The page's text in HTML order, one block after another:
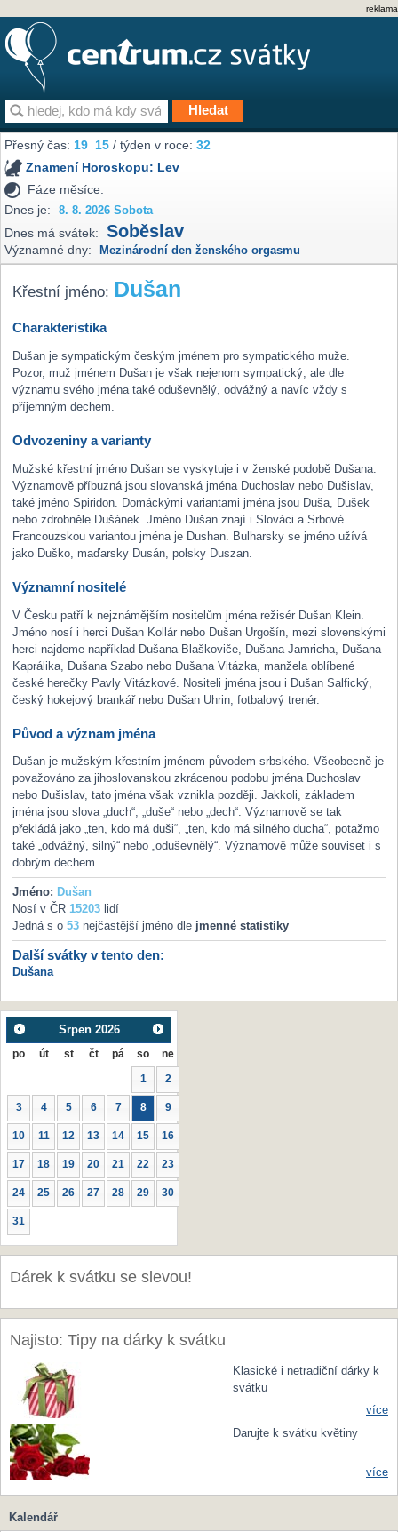
reklama
Přesný čas:19 15 / týden v roce:32
Znamení Horoskopu: Lev
Fáze měsíce:
Dnes je:
8. 8. 2026 Sobota
Dnes má svátek: Soběslav
Významné dny: Mezinárodní den ženského orgasmu
Křestní jméno: Dušan
Charakteristika
Dušan je sympatickým českým jménem pro sympatického muže.
Pozor, muž jménem Dušan je však nejenom sympatický, ale dle
významu svého jména také oduševnělý, odvážný a navíc vždy s
příjemným dechem.
Odvozeniny a varianty
Mužské křestní jméno Dušan se vyskytuje i v ženské podobě Dušana.
Významově příbuzná jsou slovanská jména Duchoslav nebo Dušislav,
také jméno Spiridon. Domáckými variantami jména jsou Duša, Dušek
nebo zdrobněle Dušánek. Jméno Dušan znají i Slováci a Srbové.
Francouzskou variantou jména je Dushan. Bulharsky se jméno užívá
jako Duško, maďarsky Dusán, polsky Duszan.
Významní nositelé
V Česku patří k nejznámějším nositelům jména režisér Dušan Klein.
Jméno nosí i herci Dušan Kollár nebo Dušan Urgošín, mezi slovenskými
herci najdeme například Dušana Blaškoviče, Dušana Jamricha, Dušana
Kaprálika, Dušana Szabo nebo Dušana Vitázka, manžela oblíbené
české herečky Pavly Vitázkové. Nositeli jména jsou i Dušan Salfický,
český hokejový brankář nebo Dušan Uhrin, fotbalový trenér.
Původ a význam jména
Dušan je mužským křestním jménem původem srbského. Všeobecně je
považováno za jihoslovanskou zkrácenou podobu jména Duchoslav
nebo Dušislav, tato jména však vznikla později. Jakkoli, základem
jména jsou slova „duch“, „duše“ nebo „dech“. Významově se tak
překládá jako „ten, kdo má duši“, „ten, kdo má silného ducha“, potažmo
také „odvážný, silný“ nebo „oduševnělý“. Významově může souviset i s
dobrým dechem.
Jméno: Dušan
Nosí v ČR 15203lidí
Jedná s o 53nejčastější jméno dle jmenné statistiky
Další svátky v tento den:
Dušana
Srpen 2026
po út st čt pá so ne
1 2
3 4 5 6 7 8 9
10 11 12 13 14 15 16
17 18 19 20 21 22 23
24 25 26 27 28 29 30
31
Dárek k svátku se slevou!
Najisto: Tipy na dárky k svátku
Klasické i netradiční dárky k
svátku
více
Darujte k svátku květiny
více
Kalendář